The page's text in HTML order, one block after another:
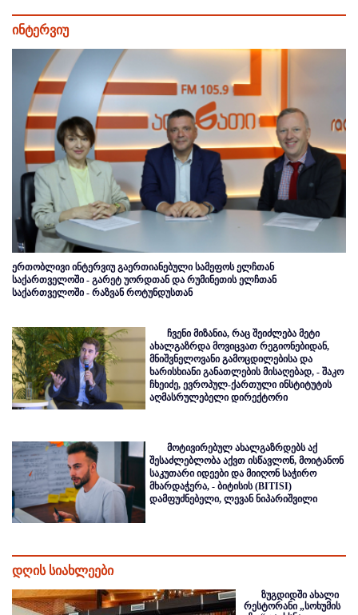
ინტერვიუ
ერთობლივი ინტერვიუ გაერთიანებული სამეფოს ელჩთან
საქართველოში - გარეტ უორდთან და რუმინეთის ელჩთან
საქართველოში - რაზვან როტუნდუსთან
ჩვენი მიზანია, რაც შეიძლება მეტი
ახალგაზრდა მოვიცვათ რეგიონებიდან,
მნიშვნელოვანი გამოცდილებისა და
ხარისხიანი განათლების მისაღებად, - შაკო
ჩხეიძე, ევროპულ-ქართული ინსტიტუტის
აღმასრულებელი დირექტორი
მოტივირებულ ახალგაზრდებს აქ
შესაძლებლობა აქვთ ისწავლონ, მოიტანონ
საკუთარი იდეები და მიიღონ საჭირო
მხარდაჭერა, - ბიტისის (BITISI)
დამფუძნებელი, ლევან ნიპარიშვილი
დღის სიახლეები
ზუგდიდში ახალი
რესტორანი „სოხუმის